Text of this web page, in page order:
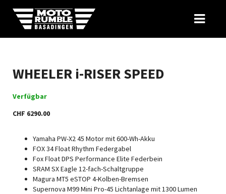
WHEELER i-RISER SPEED
Verfügbar
CHF 6290.00
Yamaha PW-X2 45 Motor mit 600-Wh-Akku
FOX 34 Float Rhythm Federgabel
Fox Float DPS Performance Elite Federbein
SRAM SX Eagle 12-fach-Schaltgruppe
Magura MT5 eSTOP 4-Kolben-Bremsen
Supernova M99 Mini Pro-45 Lichtanlage mit 1300 Lumen